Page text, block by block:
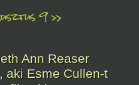
9»
160
Ann Reaser
aki Esme Cullen-t